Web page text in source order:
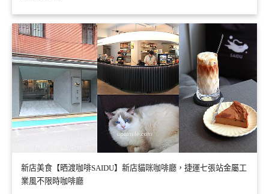
新店美食【晒渡咖啡SAIDU】新店貓咪咖啡廳，捷運七張站金屬工
業風不限時咖啡廳